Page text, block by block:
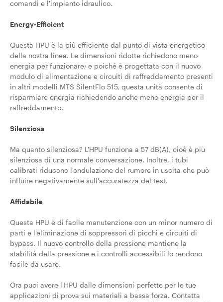
comandi e l'impianto idraulico.
Energy-Efficient
Questa HPU è la più efficiente dal punto di vista energetico
della nostra linea. Le dimensioni ridotte richiedono meno
energia per funzionare; e poiché è progettata con il nuovo
modulo di alimentazione e circuiti di raffreddamento presenti
in altri modelli MTS SilentFlo 515, questa unità consente di
risparmiare energia richiedendo anche meno energia per il
raffreddamento.
Silenziosa
Ma quanto silenziosa? L'HPU funziona a 57 dB(A), cioè è più
silenziosa di una normale conversazione. Inoltre, i tubi
calibrati riducono l'ondulazione del rumore in uscita che può
influire negativamente sull'accuratezza del test.
Affidabile
Questa HPU è di facile manutenzione con un minor numero di
parti e l'eliminazione di soppressori di picchi e circuiti di
bypass. Il nuovo controllo della pressione mantiene la
stabilità della pressione e i controlli accessibili lo rendono
facile da usare.
Ora puoi avere l'HPU dalle dimensioni perfette per le tue
applicazioni di prova sui materiali a bassa forza. Contatta